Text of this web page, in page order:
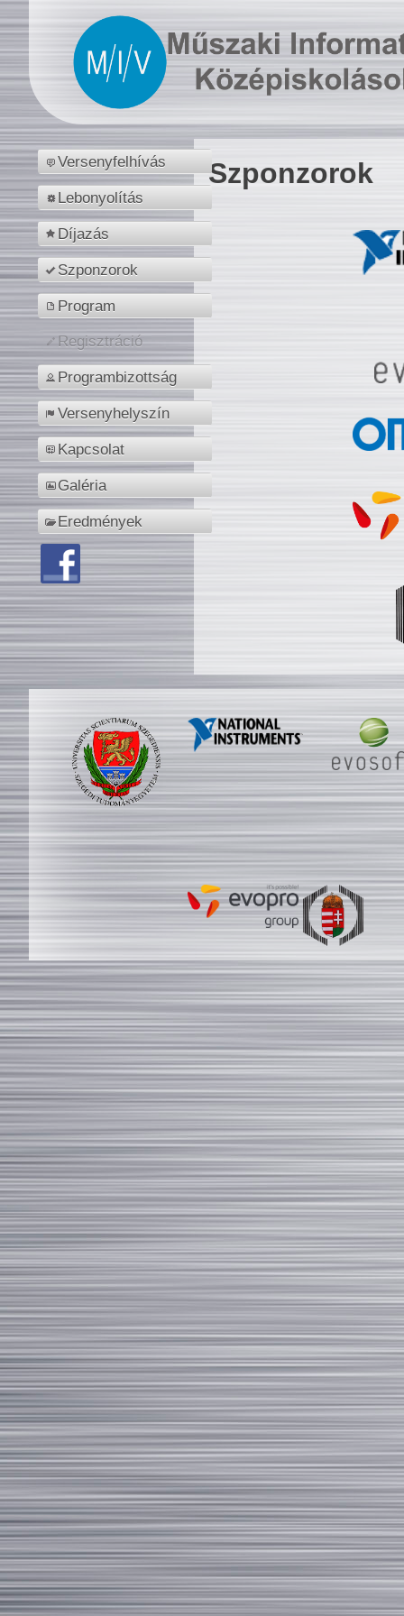
Versenyfelhívás
Lebonyolítás
Díjazás
Szponzorok
Program
Regisztráció
Programbizottság
Versenyhelyszín
Kapcsolat
Galéria
Eredmények
Szponzorok